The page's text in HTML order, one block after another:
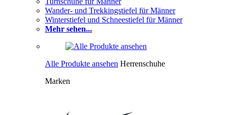
Wander- und Trekkingstiefel für Männer
Winterstiefel und Schneestiefel für Männer
Mehr sehen...
Alle Produkte ansehen Herrenschuhe
Marken